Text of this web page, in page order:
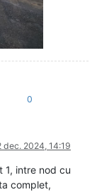
0
dec. 2024, 14:19
1, intre nod cu
complet,